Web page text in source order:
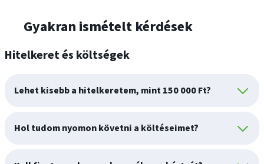
Gyakran ismételt kérdések
Hitelkeret és költségek
Lehet kisebb a hitelkeretem, mint 150 000 Ft?
Hol tudom nyomon követni a költéseimet?